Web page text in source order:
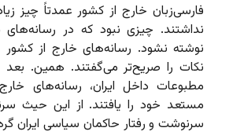
فارسی‌زبان خارج از کشور عمدتاً چیز
نداشتند. چیزی نبود که در
نوشته نشود. رسانه‌های خارج از
نکات را صریح‌تر می‌گفتند. همین. بعد
مطبوعات داخل ایران، رسانه‌های
مستعد خود را یافتند. از این حیث
سرنوشت و رفتار حاکمان سیاسی ایران